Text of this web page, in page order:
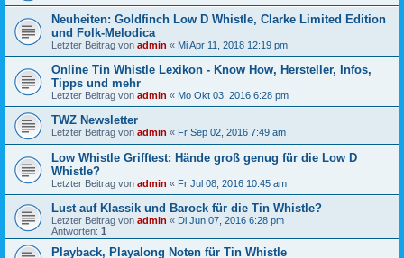
Neuheiten: Goldfinch Low D Whistle, Clarke Limited Edition
und Folk-Melodica
Letzter Beitrag von admin « Mi Apr 11, 2018 12:19 pm
Online Tin Whistle Lexikon - Know How, Hersteller, Infos,
Tipps und mehr
Letzter Beitrag von admin « Mo Okt 03, 2016 6:28 pm
TWZ Newsletter
Letzter Beitrag von admin « Fr Sep 02, 2016 7:49 am
Low Whistle Grifftest: Hände groß genug für die Low D
Whistle?
Letzter Beitrag von admin « Fr Jul 08, 2016 10:45 am
Lust auf Klassik und Barock für die Tin Whistle?
Letzter Beitrag von admin « Di Jun 07, 2016 6:28 pm
Antworten: 1
Playback, Playalong Noten für Tin Whistle